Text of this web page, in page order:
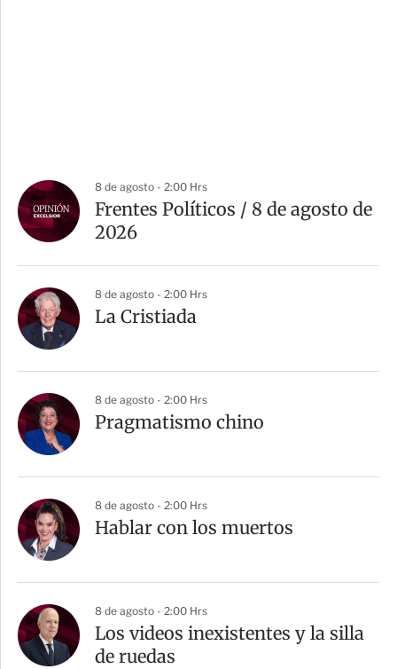
8 de agosto - 2:00 Hrs
Frentes Políticos / 8 de agosto de
2026
8 de agosto - 2:00 Hrs
La Cristiada
8 de agosto - 2:00 Hrs
Pragmatismo chino
8 de agosto - 2:00 Hrs
Hablar con los muertos
8 de agosto - 2:00 Hrs
Los videos inexistentes y la silla
de ruedas